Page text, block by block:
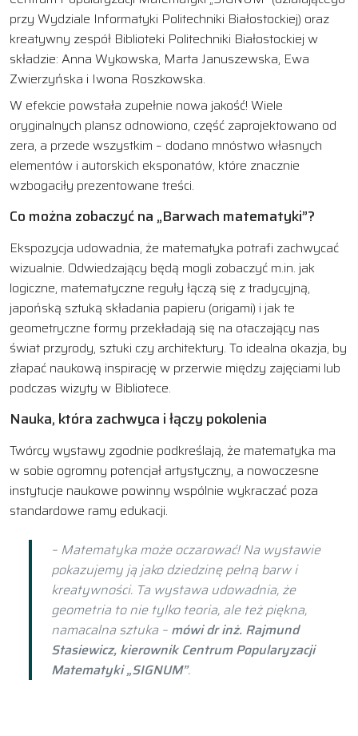
przy Wydziale Informatyki Politechniki Białostockiej) oraz
kreatywny zespół Biblioteki Politechniki Białostockiej w
składzie: Anna Wykowska, Marta Januszewska, Ewa
Zwierzyńska i Iwona Roszkowska.
W efekcie powstała zupełnie nowa jakość! Wiele
oryginalnych plansz odnowiono, część zaprojektowano od
zera, a przede wszystkim – dodano mnóstwo własnych
elementów i autorskich eksponatów, które znacznie
wzbogaciły prezentowane treści.
Co można zobaczyć na „Barwach matematyki”?
Ekspozycja udowadnia, że matematyka potrafi zachwycać
wizualnie. Odwiedzający będą mogli zobaczyć m.in. jak
logiczne, matematyczne reguły łączą się z tradycyjną,
japońską sztuką składania papieru (origami) i jak te
geometryczne formy przekładają się na otaczający nas
świat przyrody, sztuki czy architektury. To idealna okazja, by
złapać naukową inspirację w przerwie między zajęciami lub
podczas wizyty w Bibliotece.
Nauka, która zachwyca i łączy pokolenia
Twórcy wystawy zgodnie podkreślają, że matematyka ma
w sobie ogromny potencjał artystyczny, a nowoczesne
instytucje naukowe powinny wspólnie wykraczać poza
standardowe ramy edukacji.
– Matematyka może oczarować! Na wystawie
pokazujemy ją jako dziedzinę pełną barw i
kreatywności. Ta wystawa udowadnia, że
geometria to nie tylko teoria, ale też piękna,
namacalna sztuka – mówi dr inż. Rajmund
Stasiewicz, kierownik Centrum Popularyzacji
Matematyki „SIGNUM”.